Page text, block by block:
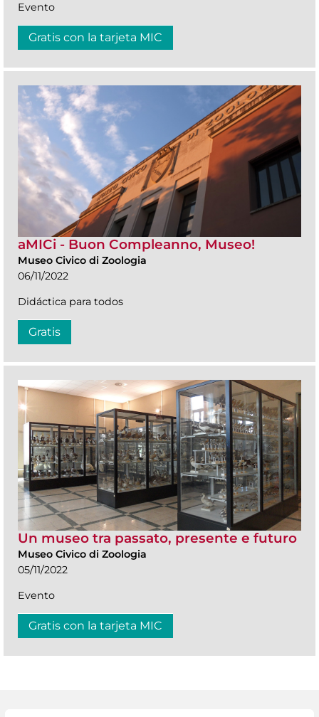
Evento
Gratis con la tarjeta MIC
aMICi - Buon Compleanno, Museo!
Museo Civico di Zoologia
06/11/2022
Didáctica para todos
Gratis
Un museo tra passato, presente e futuro
Museo Civico di Zoologia
05/11/2022
Evento
Gratis con la tarjeta MIC